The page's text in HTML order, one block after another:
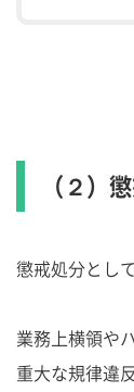
（２）
懲戒処分とし
業務上横領や
重大な規律違